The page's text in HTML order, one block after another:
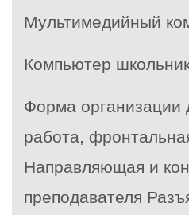
Мультимедийный
Компьютер
Форма организации
работа,
Направляющая и
преподавателя